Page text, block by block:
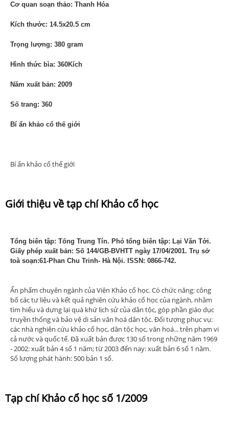
Cơ quan soạn thảo: Thanh Hóa
Kích thước: 14.5x20.5 cm
Trọng lượng: 380 gram
Hình thức bìa: 360Kích
Năm xuất bản: 2009
Số trang: 360
Bí ẩn khảo cổ thế giới
Bí ẩn khảo cổ thế giới
Giới thiệu về tạp chí Khảo cổ học
Tổng biên tập: Tống Trung Tín. Phó tổng biên tập: Lại Văn Tới.
Giấy phép xuất bản: Số 144/GB-BVHTT ngày 17/04/2001. Trụ sở
toà soạn:61-Phan Chu Trinh- Hà Nội. ISSN: 0866-742.
Ấn phẩm chuyên ngành của Viện Khảo cổ học. Có chức năng: công
bố các tư liệu và kết quả nghiên cứu khảo cổ học của ngành, nhằm
tìm hiểu và dựng lại quá khứ lịch sử của dân tộc, góp phần giáo dục
truyền thống và bảo vệ di sản văn hoá dân tộc. Đối tượng phục vụ:
các nhà nghiên cứu khảo cổ học, dân tộc học, văn hoá... trên phạm vi
cả nước và quốc tế. Đã xuất bản được 130 số trong những năm 1969
- 2002: xuất bản 4 số 1 năm; từ 2003 đến nay: xuất bản 6 số 1 năm.
Số lượng phát hành: 500 bản 1 số.
Tạp chí Khảo cổ học số 1/2009